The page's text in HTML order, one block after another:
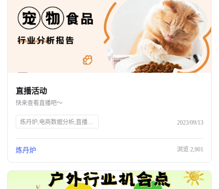
电商解决方案
资源中心
关于我们
公司介绍
商机推荐
直播活动
快来查看直播吧～
炼丹炉,电商数据分析,直播行业解读,宠物行业解读,知衣科技,AI大数据,服装AI 2023/09/13
炼丹炉 浏览 2,901